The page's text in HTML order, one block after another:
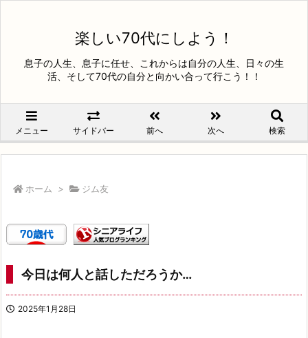
楽しい70代にしよう！
息子の人生、息子に任せ、これからは自分の人生、日々の生
活、そして70代の自分と向かい合って行こう！！
メニュー サイドバー 前へ 次へ 検索
ホーム > ジム友
今日は何人と話しただろうか…
2025年1月28日